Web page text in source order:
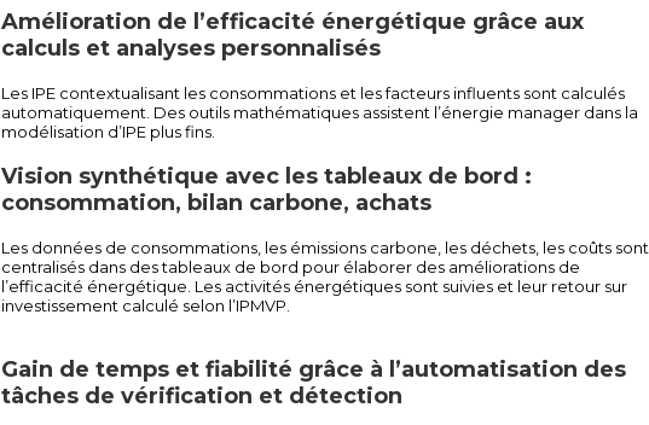
Amélioration de l’efficacité énergétique grâce aux
calculs et analyses personnalisés​
Les IPE contextualisant les consommations et les facteurs influents sont calculés
automatiquement. Des outils mathématiques assistent l’énergie manager dans la
modélisation d’IPE plus fins.
Vision synthétique avec les tableaux de bord :
consommation, bilan carbone, achats​
Les données de consommations, les émissions carbone, les déchets, les coûts sont
centralisés dans des tableaux de bord pour élaborer des améliorations de
l’efficacité énergétique. Les activités énergétiques sont suivies et leur retour sur
investissement calculé selon l’IPMVP.
Gain de temps et fiabilité grâce à l’automatisation des
tâches de vérification et détection​